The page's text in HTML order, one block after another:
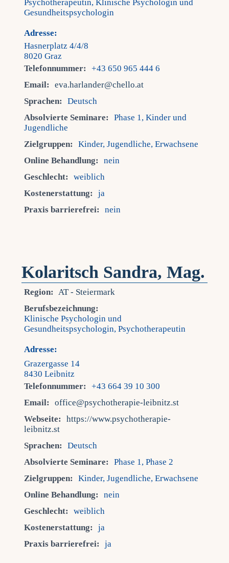
Psychotherapeutin, Klinische Psychologin und
Gesundheitspsychologin
Adresse:
Hasnerplatz 4/4/8
8020 Graz
Telefonnummer:
+43 650 965 444 6
Email:
eva.harlander@chello.at
Sprachen:
Deutsch
Absolvierte Seminare:
Phase 1, Kinder und
Jugendliche
Zielgruppen:
Kinder, Jugendliche, Erwachsene
Online Behandlung:
nein
Geschlecht:
weiblich
Kostenerstattung:
ja
Praxis barrierefrei:
nein
Kolaritsch Sandra, Mag.
Region: AT - Steiermark
Berufsbezeichnung:
Klinische Psychologin und
Gesundheitspsychologin, Psychotherapeutin
Adresse:
Grazergasse 14
8430 Leibnitz
Telefonnummer:
+43 664 39 10 300
Email:
office@psychotherapie-leibnitz.st
Webseite:
https://www.psychotherapie-
leibnitz.st
Sprachen:
Deutsch
Absolvierte Seminare:
Phase 1, Phase 2
Zielgruppen:
Kinder, Jugendliche, Erwachsene
Online Behandlung:
nein
Geschlecht:
weiblich
Kostenerstattung:
ja
Praxis barrierefrei:
ja